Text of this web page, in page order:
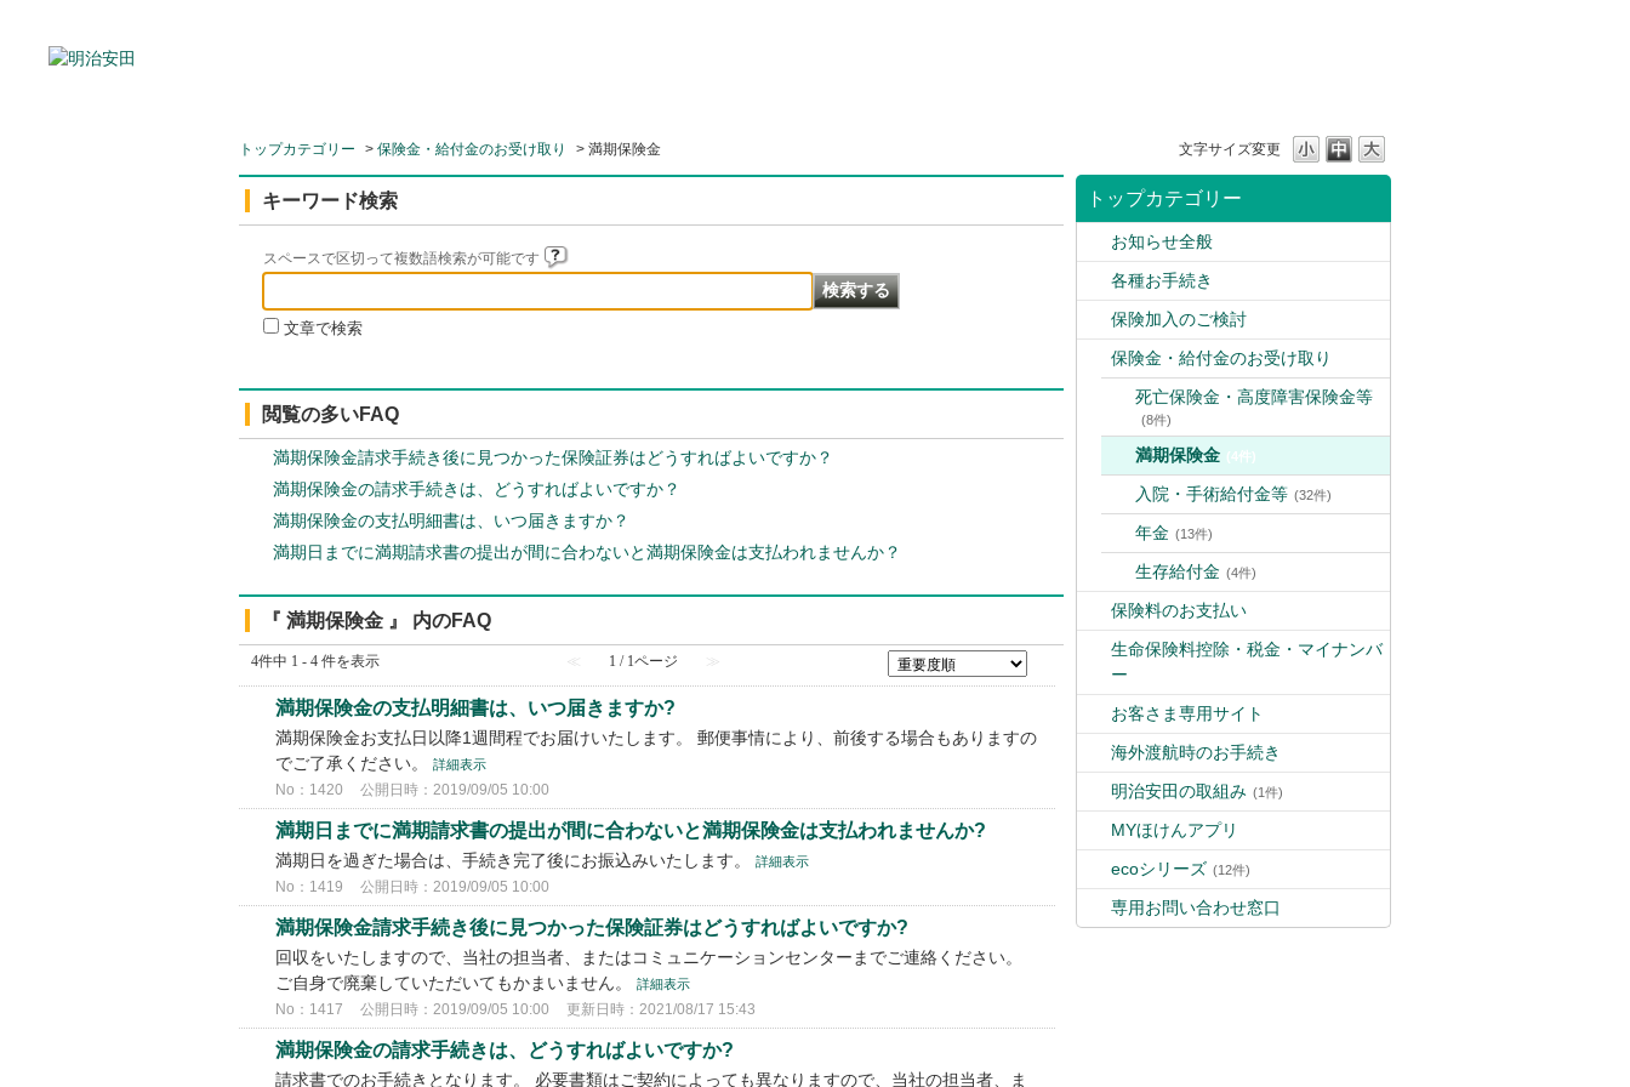
文字サイズ変更
トップカテゴリー > 保険金・給付金のお受け取り > 満期保険金
トップカテゴリー
お知らせ全般
各種お手続き
保険加入のご検討
保険金・給付金のお受け取り
死亡保険金・高度障害保険金等
(8件)
満期保険金 (4件)
入院・手術給付金等 (32件)
年金 (13件)
生存給付金 (4件)
保険料のお支払い
生命保険料控除・税金・マイナンバ
ー
お客さま専用サイト
海外渡航時のお手続き
明治安田の取組み (1件)
MYほけんアプリ
ecoシリーズ (12件)
専用お問い合わせ窓口
キーワード検索
スペースで区切って複数語検索が可能です
文章で検索
閲覧の多いFAQ
満期保険金請求手続き後に見つかった保険証券はどうすればよいですか？
満期保険金の請求手続きは、どうすればよいですか？
満期保険金の支払明細書は、いつ届きますか？
満期日までに満期請求書の提出が間に合わないと満期保険金は支払われませんか？
『 満期保険金 』 内のFAQ
4件中 1 - 4 件を表示 ≪ 1 / 1ページ ≫
満期保険金の支払明細書は、いつ届きますか?
満期保険金お支払日以降1週間程でお届けいたします。 郵便事情により、前後する場合もありますの
でご了承ください。
詳細表示
No：1420 公開日時：2019/09/05 10:00
満期日までに満期請求書の提出が間に合わないと満期保険金は支払われませんか?
満期日を過ぎた場合は、手続き完了後にお振込みいたします。 詳細表示
No：1419 公開日時：2019/09/05 10:00
満期保険金請求手続き後に見つかった保険証券はどうすればよいですか?
回収をいたしますので、当社の担当者、またはコミュニケーションセンターまでご連絡ください。
ご自身で廃棄していただいてもかまいません。
詳細表示
No：1417 公開日時：2019/09/05 10:00 更新日時：2021/08/17 15:43
満期保険金の請求手続きは、どうすればよいですか?
請求書でのお手続きとなります。 必要書類はご契約によっても異なりますので、当社の担当者、ま